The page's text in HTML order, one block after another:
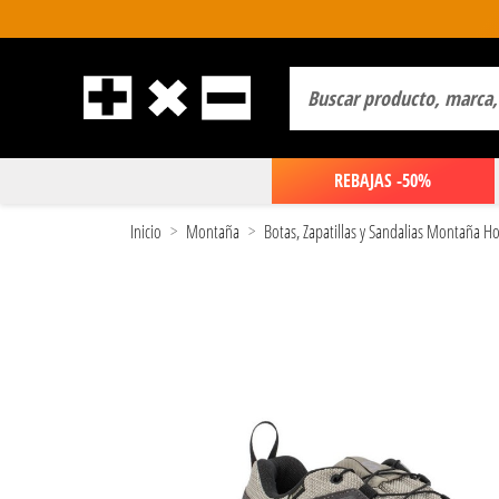
REBAJAS -50%
Inicio Montaña Botas, Zapatillas y Sandalias Montaña